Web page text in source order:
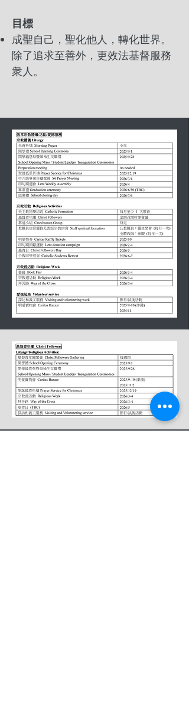
目標
成聖自己，聖化他人，轉化世界。
除了追求至善外，更效法基督服務
衆人。